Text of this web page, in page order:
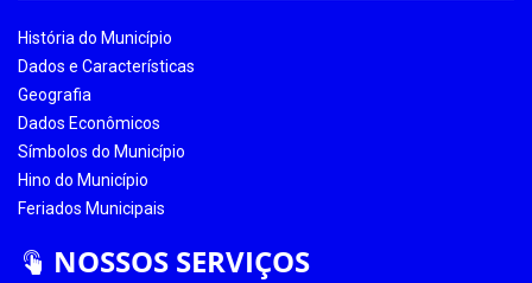
História do Município
Dados e Características
Geografia
Dados Econômicos
Símbolos do Município
Hino do Município
Feriados Municipais
NOSSOS SERVIÇOS